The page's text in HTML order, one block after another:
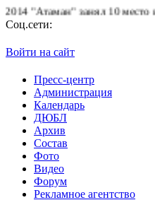
занял 10 место в
Соц.сети:
Войти на сайт
Пресс-центр
Администрация
Календарь
ДЮБЛ
Архив
Состав
Фото
Видео
Форум
Рекламное агентство